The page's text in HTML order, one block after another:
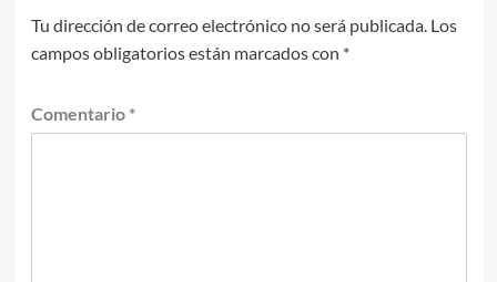
Tu dirección de correo electrónico no será publicada. Los
campos obligatorios están marcados con *
Comentario *